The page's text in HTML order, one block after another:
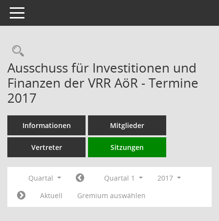
Toggle navigation
Rechercheauswahl
Ausschuss für Investitionen und
Finanzen der VRR AöR - Termine
2017
Informationen Mitglieder
Vertreter Sitzungen
Quartal Quartal 1
2017
Aktuell
Gremium auswählen